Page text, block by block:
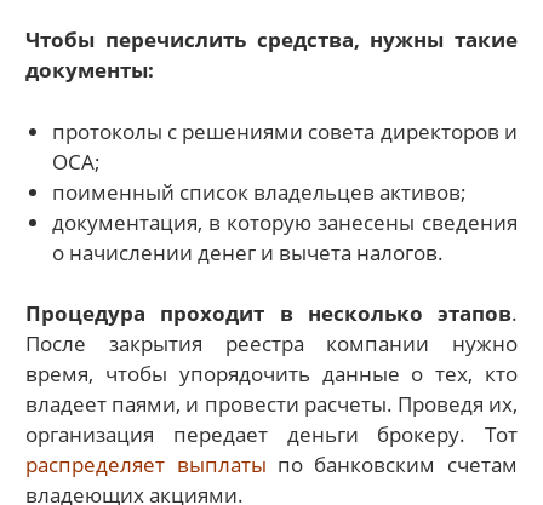
Чтобы перечислить средства, нужны такие
документы:
протоколы с решениями совета директоров и
ОСА;
поименный список владельцев активов;
документация, в которую занесены сведения
о начислении денег и вычета налогов.
Процедура проходит в несколько этапов.
После закрытия реестра компании нужно
время, чтобы упорядочить данные о тех, кто
владеет паями, и провести расчеты. Проведя их,
организация передает деньги брокеру. Тот
распределяет выплаты по банковским счетам
владеющих акциями.